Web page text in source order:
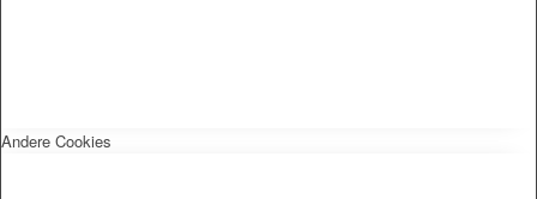
Andere Cookies